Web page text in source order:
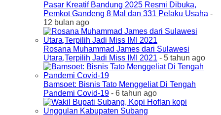
Pasar Kreatif Bandung 2025 Resmi Dibuka,
Pemkot Gandeng 8 Mal dan 331 Pelaku Usaha -
12 bulan ago
Rosana Muhammad James dari Sulawesi
Utara,Terpilih Jadi Miss IMI 2021 - 5 tahun ago
Bamsoet: Bisnis Tato Menggeliat Di Tengah
Pandemi Covid-19 - 6 tahun ago